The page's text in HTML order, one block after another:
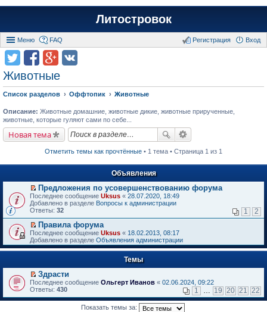
Литостровок
Меню FAQ Вход
Регистрация
Животные
Список разделов Оффтопик Животные
Описание: Животные домашние, животные дикие, животные прирученные,
животные, которые гуляют сами по себе...
Новая тема
Отметить темы как прочтённые • 1 тема • Страница 1 из 1
Объявления
П
е
р
й
т
и
к
п
в
о
м
у
н
Предложения по усовершенствованию форума
Последнее сообщение Uksus « 28.07.2020, 18:49
Добавлено в разделе Вопросы к администрации
Ответы: 32 1 2
П
е
р
е
т
и
к
п
р
Правила форума
Последнее сообщение Uksus « 18.02.2013, 08:17
Добавлено в разделе Объявления администрации
Темы
П
е
е
Здрасти
Последнее сообщение Ольгерт Иванов « 02.06.2024, 09:22
Ответы: 430 1 19 20 21 22
Показать темы за: